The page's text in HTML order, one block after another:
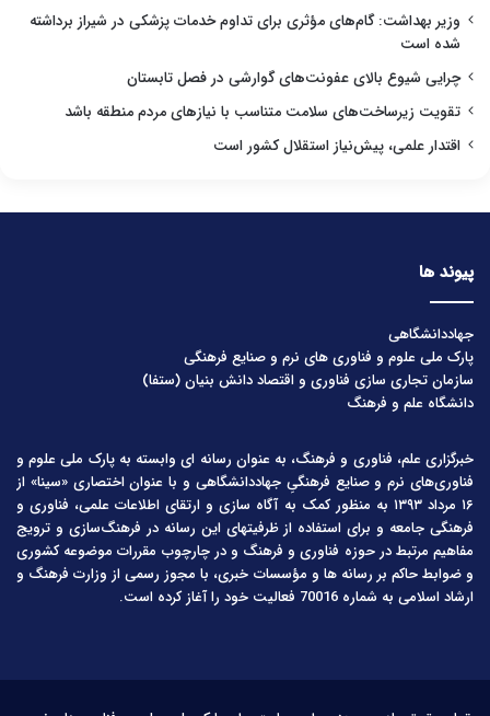
وزیر بهداشت: گام‌های مؤثری برای تداوم خدمات پزشکی در شیراز برداشته
شده است
چرایی شیوع بالای عفونت‌های گوارشی در فصل تابستان
تقویت زیرساخت‌های سلامت متناسب با نیازهای مردم منطقه باشد
اقتدار علمی، پیش‌نیاز استقلال کشور است
پیوند ها
جهاددانشگاهی
پارک ملی علوم و فناوری های نرم و صنایع فرهنگی
سازمان تجاری سازی فناوری و اقتصاد دانش بنیان (ستفا)
دانشگاه علم و فرهنگ
خبرگزاری علم، فناوری و فرهنگ، به عنوان رسانه ای وابسته به پارک ملی علوم و
فناوری‌های نرم و صنایع فرهنگیِ جهاددانشگاهی و با عنوان اختصاری «سینا» از
۱۶ مرداد ۱۳۹۳ به منظور کمک به آگاه سازی و ارتقای اطلاعات علمی، فناوری و
فرهنگی جامعه و برای استفاده از ظرفیتهای این رسانه در فرهنگ‌سازی و ترویج
مفاهیم مرتبط در حوزه فناوری و فرهنگ و در چارچوب مقررات موضوعه کشوری
و ضوابط حاکم بر رسانه ها و مؤسسات خبری، با مجوز رسمی از وزارت فرهنگ و
ارشاد اسلامی به شماره 70016 فعالیت خود را آغاز کرده است.